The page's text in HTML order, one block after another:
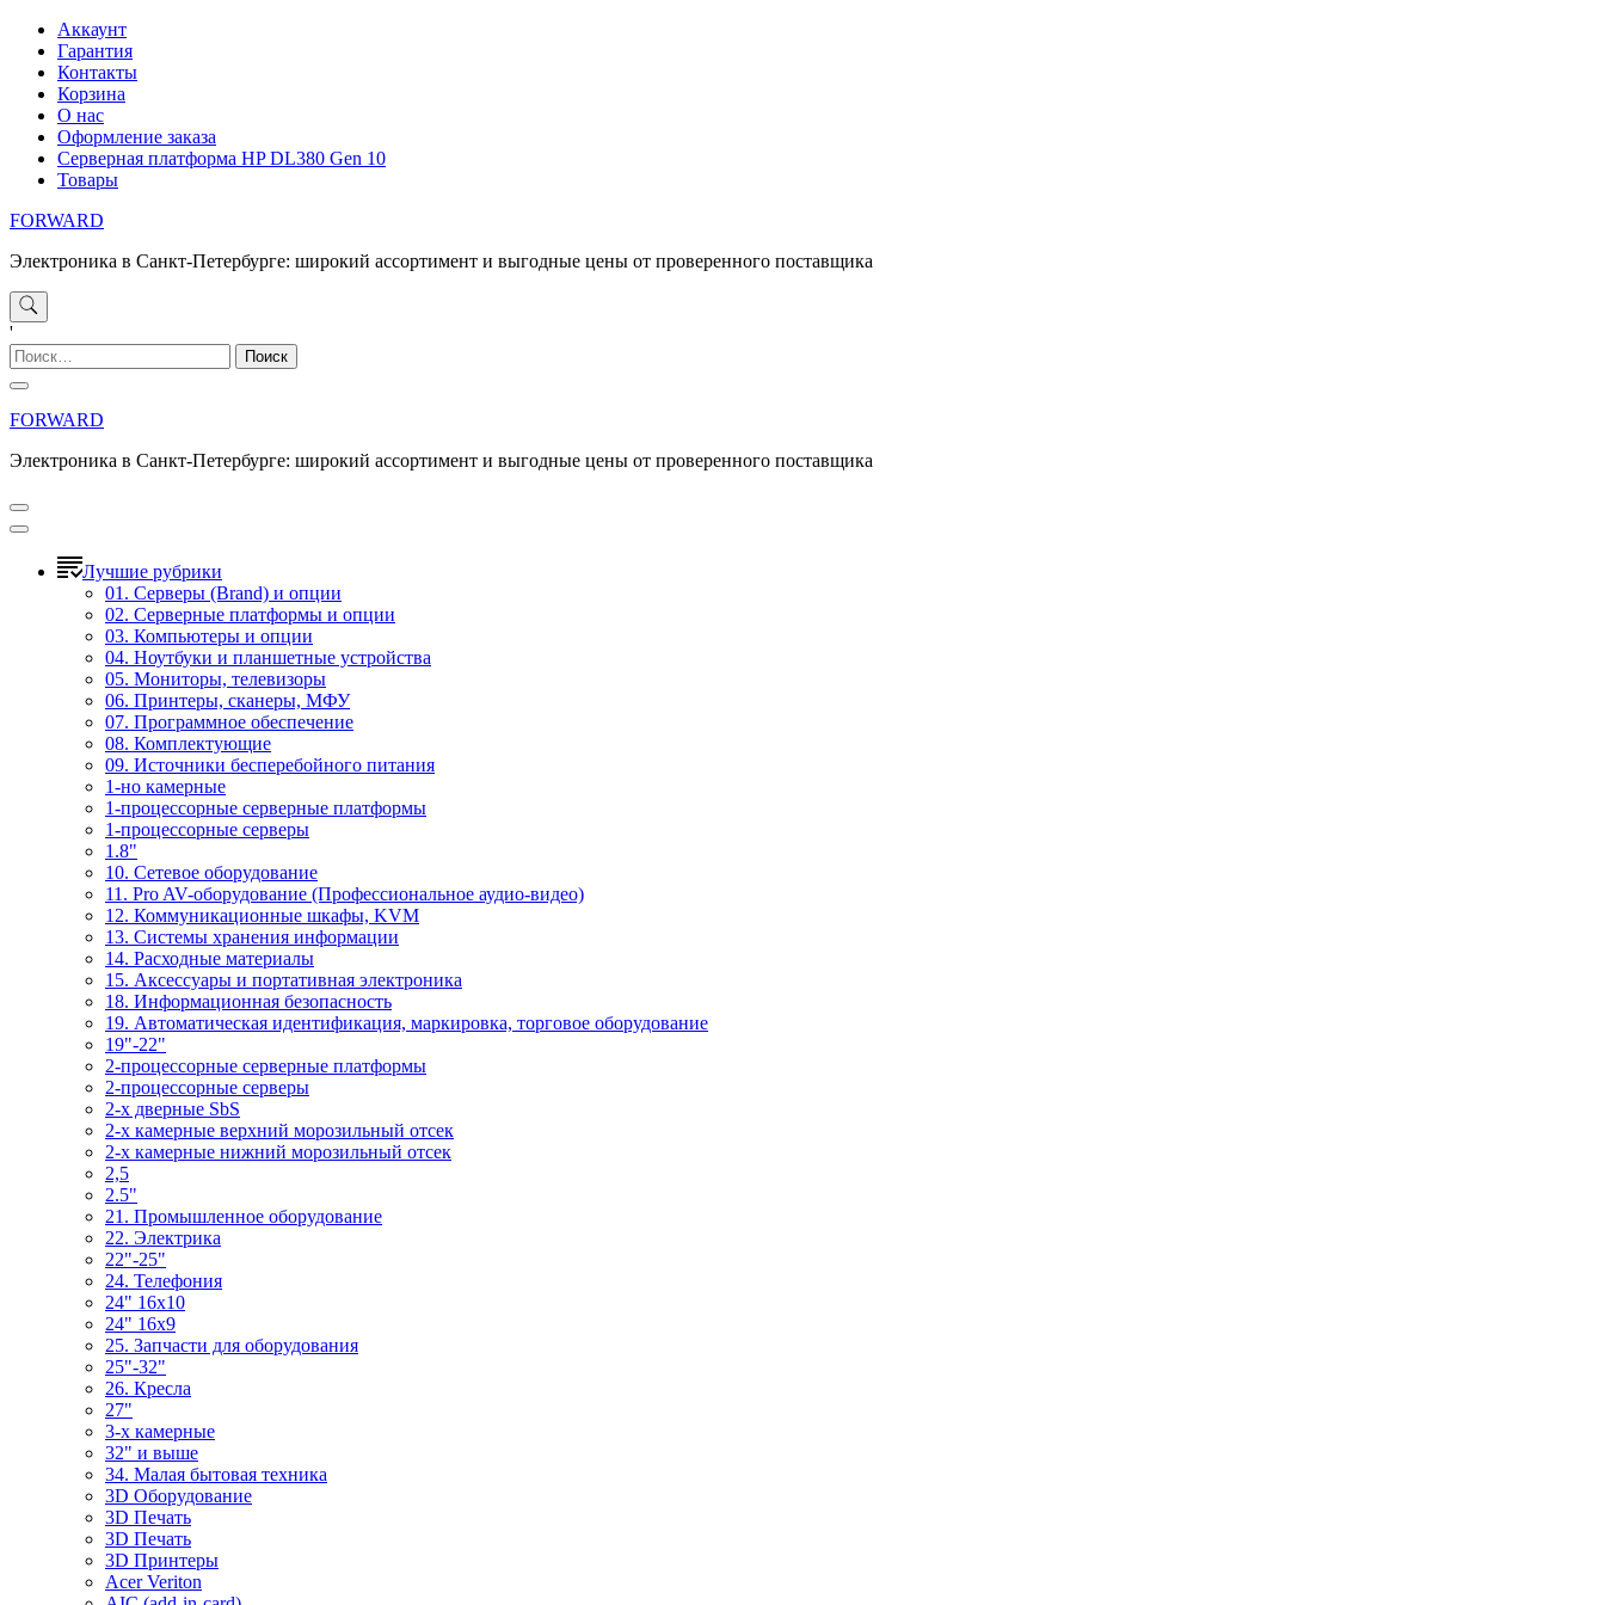
Перейти
содержимому
Аккаунт
Гарантия
Контакты
Корзина
О нас
Оформление заказа
Серверная платформа HP DL380 Gen 10
Товары
FORWARD
Электроника в Санкт-Петербурге: широкий ассортимент и выгодные цены от проверенного поставщика
'
Найти:
FORWARD
Электроника в Санкт-Петербурге: широкий ассортимент и выгодные цены от проверенного поставщика
Лучшие рубрики
01. Серверы (Brand) и опции
02. Серверные платформы и опции
03. Компьютеры и опции
04. Ноутбуки и планшетные устройства
05. Мониторы, телевизоры
06. Принтеры, сканеры, МФУ
07. Программное обеспечение
08. Комплектующие
09. Источники бесперебойного питания
1-но камерные
1-процессорные серверные платформы
1-процессорные серверы
1.8"
10. Сетевое оборудование
11. Pro AV-оборудование (Профессиональное аудио-видео)
12. Коммуникационные шкафы, KVM
13. Системы хранения информации
14. Расходные материалы
15. Аксессуары и портативная электроника
18. Информационная безопасность
19. Автоматическая идентификация, маркировка, торговое оборудование
19"-22"
2-процессорные серверные платформы
2-процессорные серверы
2-х дверные SbS
2-х камерные верхний морозильный отсек
2-х камерные нижний морозильный отсек
2,5
2.5"
21. Промышленное оборудование
22. Электрика
22"-25"
24. Телефония
24" 16x10
24" 16x9
25. Запчасти для оборудования
25"-32"
26. Кресла
27"
3-x камерные
32" и выше
34. Малая бытовая техника
3D Оборудование
3D Печать
3D Печать
3D Принтеры
Acer Veriton